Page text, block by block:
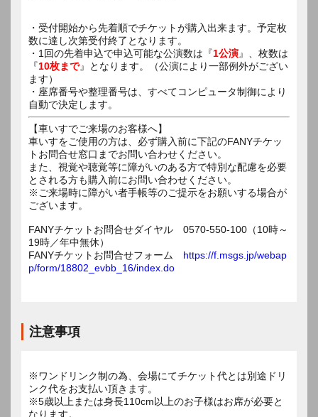
・受付開始から先着順でチケットが購入出来ます。予定枚
数に達し次第受付終了となります。
・1回の先着申込で申込可能な公演数は『1公演』、枚数は
『10枚まで』となります。（公演により一部例外がござい
ます）
・座席番号や整理番号は、すべてコンピュータ制御により
自動で決定します。
【車いすでご来場のお客様へ】
車いすをご使用の方は、必ず購入前に下記のFANYチケッ
トお問合せ窓口までお問い合わせください。
また、視覚や聴覚等に障がいのある方で特別な配慮を必要
とされる方も購入前にお問い合わせください。
※ご来場時に障がい者手帳等のご提示をお願いする場合が
ございます。
FANYチケットお問合せダイヤル 0570-550-100（10時～
19時／年中無休）
FANYチケットお問合せフォーム https://f.msgs.jp/webap
p/form/18802_evbb_16/index.do
注意事項
※ワンドリンク制の為、会場にてチケット代とは別途ドリ
ンク代をお支払い頂きます。
※5歳以上または身長110cm以上のお子様はお席が必要と
なります。